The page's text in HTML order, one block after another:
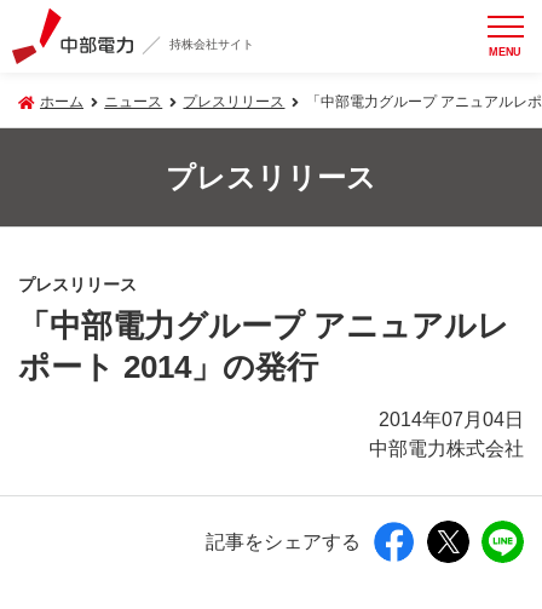
持株会社サイト MENU
ホーム ニュース プレスリリース 「中部電力グループ アニュアルレ
プレスリリース
プレスリリース
「中部電力グループ アニュアルレ
ポート 2014」の発行
2014年07月04日
中部電力株式会社
記事をシェアする